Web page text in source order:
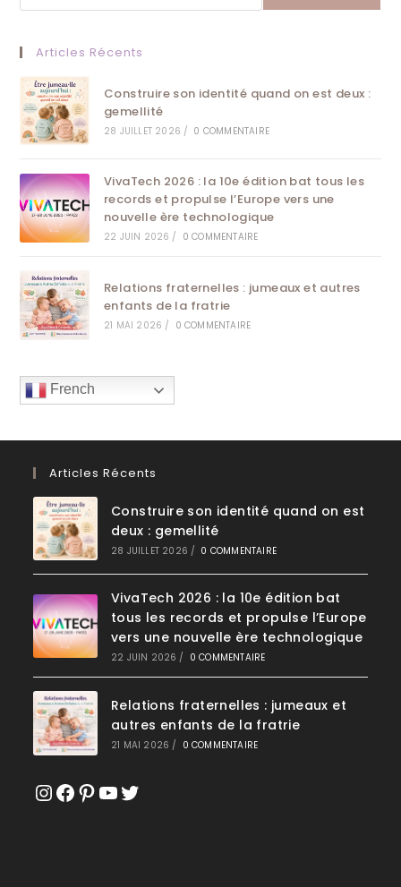
Articles Récents
Construire son identité quand on est deux :
gemellité
28 JUILLET 2026 / 0 COMMENTAIRE
VivaTech 2026 : la 10e édition bat tous les
records et propulse l’Europe vers une
nouvelle ère technologique
22 JUIN 2026 / 0 COMMENTAIRE
Relations fraternelles : jumeaux et autres
enfants de la fratrie
21 MAI 2026 / 0 COMMENTAIRE
French
Articles Récents
Construire son identité quand on est
deux : gemellité
28 JUILLET 2026 / 0 COMMENTAIRE
VivaTech 2026 : la 10e édition bat
tous les records et propulse l’Europe
vers une nouvelle ère technologique
22 JUIN 2026 / 0 COMMENTAIRE
Relations fraternelles : jumeaux et
autres enfants de la fratrie
21 MAI 2026 / 0 COMMENTAIRE
Instagram
Facebook
Pinterest
YouTube
Twitter